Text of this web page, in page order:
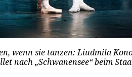
wenn sie tanzen: Liudmila
nach „Schwanensee“ beim